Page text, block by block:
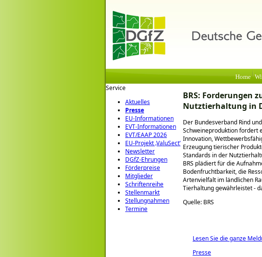
Home
Service
Aktuelles
Presse
EU-Informationen
EVT-Informationen
EVT/EAAP 2026
EU-Projekt ‚ValuSect‘
Newsletter
DGfZ-Ehrungen
Förderpreise
Mitglieder
Schriftenreihe
Stellenmarkt
Stellungnahmen
Termine
BRS: Forderungen
Nutztierhaltung in
Der Bundesverband Rind
Schweineproduktion fordert
Innovation,
Erzeugung tierischer
Standards in der
BRS plädiert für die
Bodenfruchtbarkeit, die
Artenvielfalt im ländlichen
Tierhaltung gewährleistet -
Quelle: BRS
Lesen Sie die ganze
Presse